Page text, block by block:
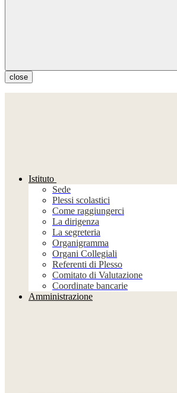
close
Istituto
Sede
Plessi scolastici
Come raggiungerci
La dirigenza
La segreteria
Organigramma
Organi Collegiali
Referenti di Plesso
Comitato di Valutazione
Coordinate bancarie
Amministrazione